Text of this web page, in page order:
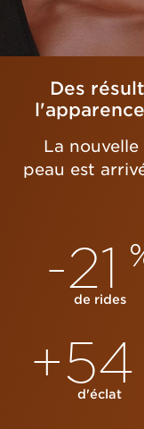
Des
La
peau est
-21
de rides
+54
d'éclat